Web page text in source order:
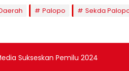
Palopo
Sekda
Sukseskan Pemilu 2024